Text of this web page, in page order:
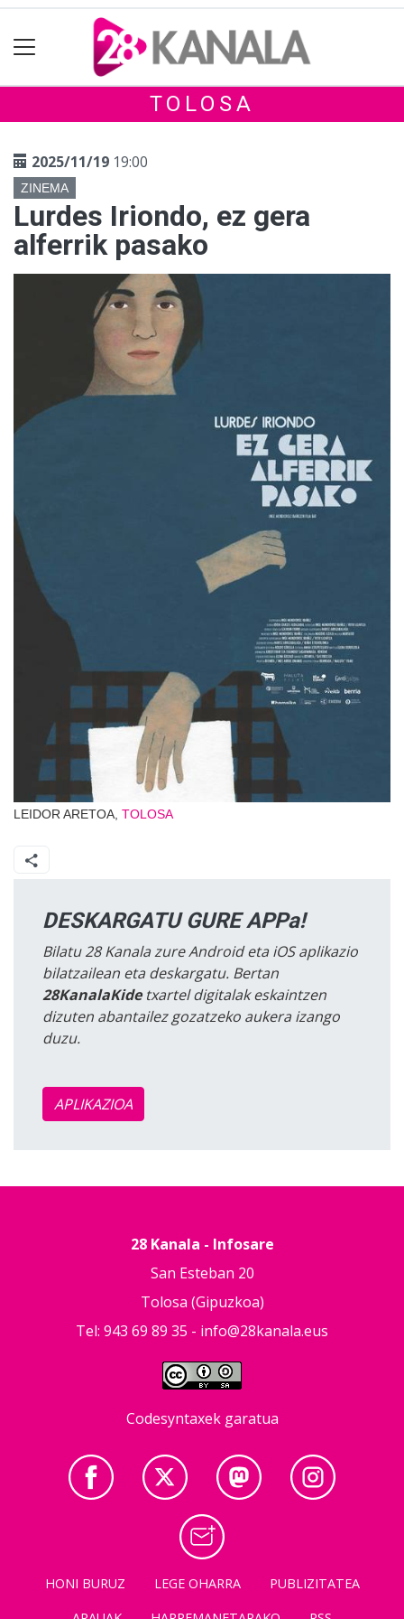
TOLOSA
2025/11/19 19:00
ZINEMA
Lurdes Iriondo, ez gera
alferrik pasako
LEIDOR ARETOA, TOLOSA
DESKARGATU GURE APPa!
Bilatu 28 Kanala zure Android eta iOS aplikazio
bilatzailean eta deskargatu. Bertan
28KanalaKidetxartel digitalak eskaintzen
dizuten abantailez gozatzeko aukera izango
duzu.
APLIKAZIOA
28 Kanala - Infosare
San Esteban 20
Tolosa (Gipuzkoa)
Tel: 943 69 89 35 - info@28kanala.eus
Codesyntaxek garatua
HONI BURUZ LEGE OHARRA
PUBLIZITATEA